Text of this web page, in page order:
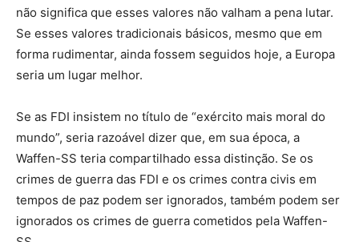
não significa que esses valores não valham a pena lutar.
Se esses valores tradicionais básicos, mesmo que em
forma rudimentar, ainda fossem seguidos hoje, a Europa
seria um lugar melhor.
Se as FDI insistem no título de “exército mais moral do
mundo”, seria razoável dizer que, em sua época, a
Waffen-SS teria compartilhado essa distinção. Se os
crimes de guerra das FDI e os crimes contra civis em
tempos de paz podem ser ignorados, também podem ser
ignorados os crimes de guerra cometidos pela Waffen-